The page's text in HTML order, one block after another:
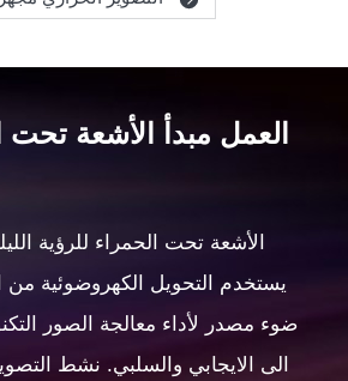
العمل مبدأ الأشعة تحت
الأشعة تحت الحمراء للرؤية
يستخدم التحويل الكهروضوئية من
ضوء مصدر لأداء معالجة الصور
الى الايجابي والسلبي. نشط